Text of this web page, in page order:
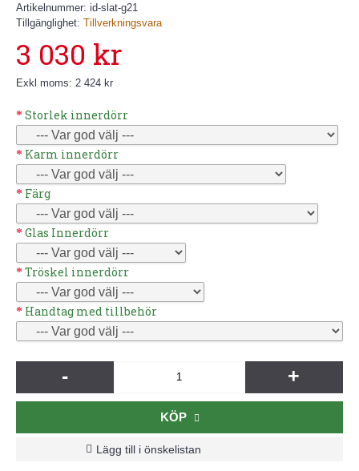
Artikelnummer: id-slat-g21
Tillgänglighet: Tillverkningsvara
3 030 kr
Exkl moms: 2 424 kr
Storlek innerdörr
Karm innerdörr
Färg
Glas Innerdörr
Tröskel innerdörr
Handtag med tillbehör
- +
KÖP
Lägg till i önskelistan